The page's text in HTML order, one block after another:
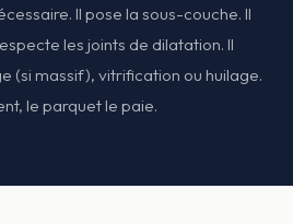
Il pose la sous-couche. Il
les joints de dilatation. Il
(si massif), vitrification ou huilage.
le parquet le paie.